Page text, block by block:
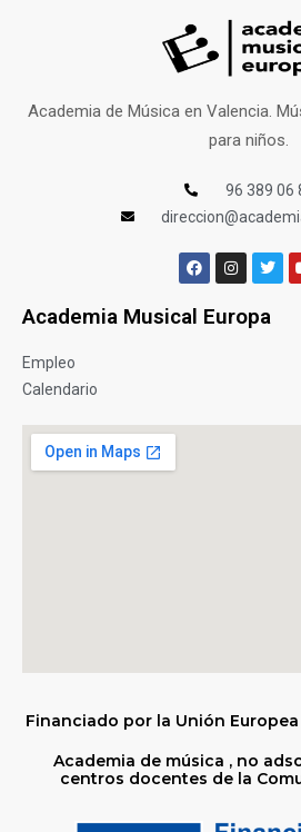
Academia de Música en Valencia.
para niños.
96 389 06
Academia Musical Europa
Empleo
Calendario
Financiado por la Unión Europea
Academia de música , no
centros docentes de la